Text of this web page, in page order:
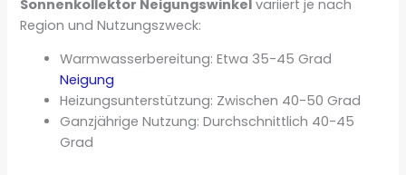
Sonnenkollektor Neigungswinkel variiert je nach
Region und Nutzungszweck:
Warmwasserbereitung: Etwa 35-45 Grad
Neigung
Heizungsunterstützung: Zwischen 40-50 Grad
Ganzjährige Nutzung: Durchschnittlich 40-45
Grad